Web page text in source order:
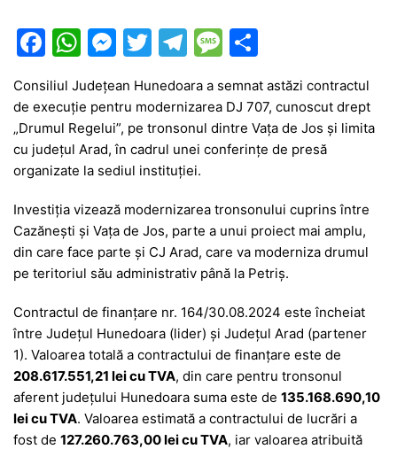
F
a
c
e
b
o
o
k
W
at
s
A
p
p
M
s
s
e
n
g
er
T
itt
er
T
e
gr
a
m
M
s
s
a
e
ta
je
a
ă
Consiliul Județean Hunedoara a semnat astăzi contractul
de execuție pentru modernizarea DJ 707, cunoscut drept
„Drumul Regelui”, pe tronsonul dintre Vața de Jos și limita
cu județul Arad, în cadrul unei conferințe de presă
organizate la sediul instituției.
Investiția vizează modernizarea tronsonului cuprins între
Cazănești și Vața de Jos, parte a unui proiect mai amplu,
din care face parte și CJ Arad, care va moderniza drumul
pe teritoriul său administrativ până la Petriș.
Contractul de finanțare nr. 164/30.08.2024 este încheiat
între Județul Hunedoara (lider) și Județul Arad (partener
1). Valoarea totală a contractului de finanțare este de
208.617.551,21 lei cu TVA, din care pentru tronsonul
aferent județului Hunedoara suma este de 135.168.690,10
lei cu TVA. Valoarea estimată a contractului de lucrări a
fost de 127.260.763,00 lei cu TVA, iar valoarea atribuită